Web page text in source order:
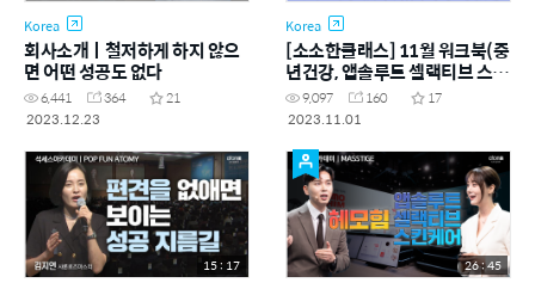
Korea
회사소개ㅣ철저하게 하지 않으
면 어떤 성공도 없다
6,441 364
21
2023.12.23
Korea
[소소한클래스] 11월 워크북(중
년건강, 앱솔루트 셀랙티브 스킨
케어, 앱솔루트 24K 골드 나이트
마스크, 세일즈)
9,097 160
17
2023.11.01
15 : 17 26 : 45